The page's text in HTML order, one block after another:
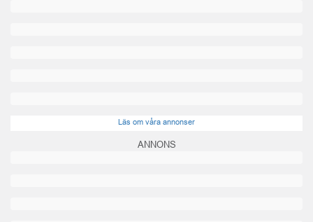
Läs om våra annonser
ANNONS